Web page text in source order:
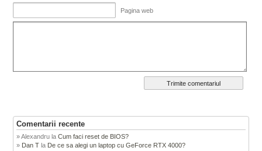
Pagina web
Comentarii recente
Alexandru laCum faci reset de BIOS?
Dan T la De ce sa alegi un laptop cu GeForce RTX 4000?